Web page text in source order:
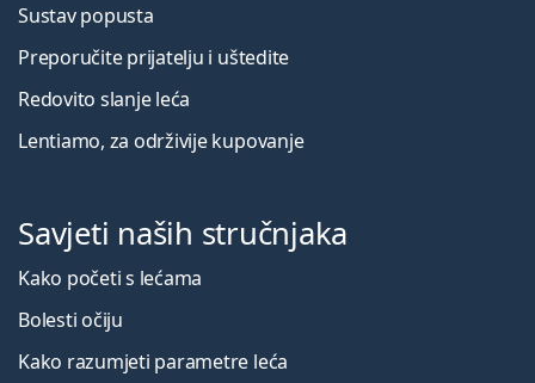
Sustav popusta
Preporučite prijatelju i uštedite
Redovito slanje leća
Lentiamo, za održivije kupovanje
Savjeti naših stručnjaka
Kako početi s lećama
Bolesti očiju
Kako razumjeti parametre leća